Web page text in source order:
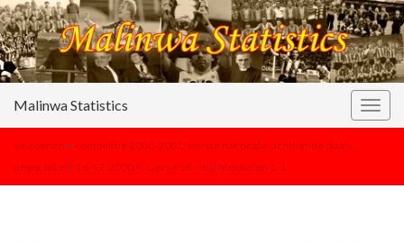
Malinwa Statistics
seizoenen > competitie 2000-2001: eerste nationale, achttiende plaats,
degradatie > 16-12-2000 K. Lierse SK – KV Mechelen 1-1